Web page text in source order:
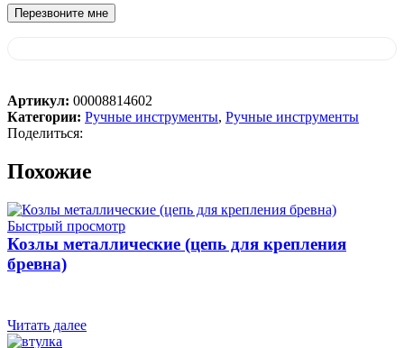
Артикул: 00008814602
Категории: Ручные инструменты, Ручные инструменты
Поделиться:
Похожие
Быстрый просмотр
Козлы металлические (цепь для крепления
бревна)
Читать далее